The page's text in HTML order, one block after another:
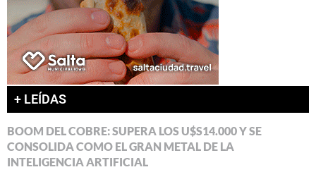
+ LEÍDAS
BOOM DEL COBRE: SUPERA LOS U$S14.000 Y SE
CONSOLIDA COMO EL GRAN METAL DE LA
INTELIGENCIA ARTIFICIAL